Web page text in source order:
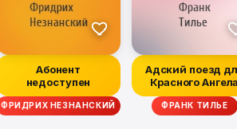
Абонент
недоступен
ФРИДРИХ НЕЗНАНСКИЙ
Адский поезд
Красного
ФРАНК ТИЛЬЕ